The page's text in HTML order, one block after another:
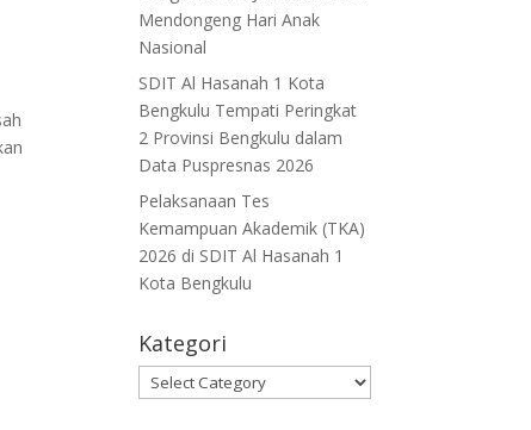
Mendongeng Hari Anak
Nasional
SDIT Al Hasanah 1 Kota
Bengkulu Tempati Peringkat
2 Provinsi Bengkulu dalam
Data Puspresnas 2026
Pelaksanaan Tes
Kemampuan Akademik (TKA)
2026 di SDIT Al Hasanah 1
Kota Bengkulu
Kategori
Kategori